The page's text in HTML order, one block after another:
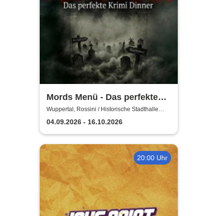
Mords Menü - Das perfekte
Krimi Dinner
Wuppertal, Rossini / Historische Stadthalle
Wuppertal
04.09.2026 - 16.10.2026
20:00 Uhr